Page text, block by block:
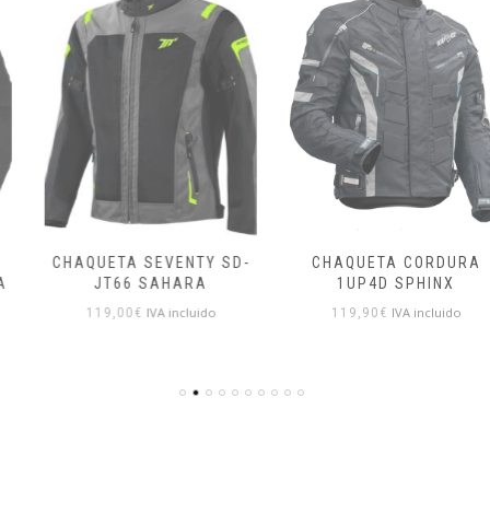
CHAQUETA SEVENTY SD-
JT66 SAHARA
119,00€ IVA incluido
CHAQUETA CORDURA
1UP4D SPHINX
119,90€ IVA incluido